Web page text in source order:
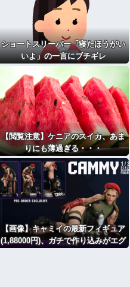
ショートスリーパー「寝たほうがい
いよ」の一言にブチギレ
【閲覧注意】ケニアのスイカ、あま
りにも薄過ぎる・・・
【画像】キャミイの最新フィギュア
(1,88000円)、ガチで作り込みがエグ